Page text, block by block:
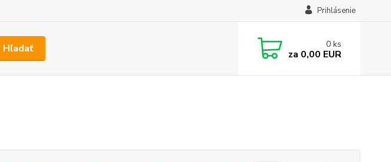
Prihlásenie
Hľadať 0 ks
za 0,00 EUR